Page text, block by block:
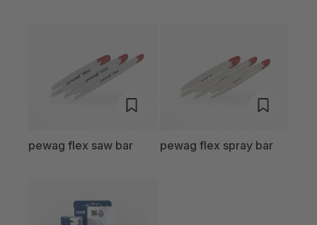
pewag flex saw bar pewag flex spray bar